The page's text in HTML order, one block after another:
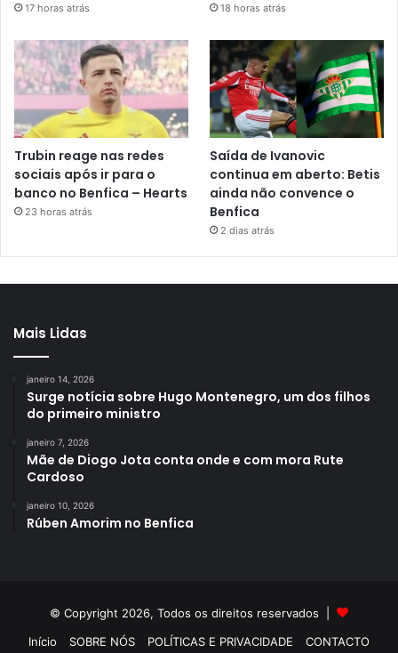
17 horas atrás 18 horas atrás
Trubin reage nas redes
sociais após ir para o
banco no Benfica – Hearts
23 horas atrás
Saída de Ivanovic
continua em aberto: Betis
ainda não convence o
Benfica
2 dias atrás
Mais Lidas
janeiro 14, 2026
Surge notícia sobre Hugo Montenegro, um dos filhos
do primeiro ministro
janeiro 7, 2026
Mãe de Diogo Jota conta onde e com mora Rute
Cardoso
janeiro 10, 2026
Rúben Amorim no Benfica
© Copyright 2026, Todos os direitos reservados |
Início
SOBRE NÓS POLÍTICAS E PRIVACIDADE CONTACTO